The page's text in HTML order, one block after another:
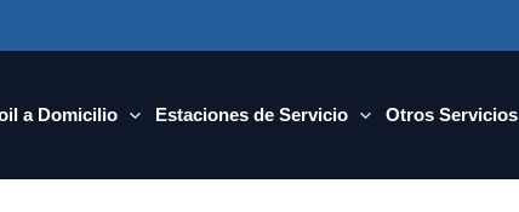
a Domicilio
Estaciones de Servicio Otros Servicios